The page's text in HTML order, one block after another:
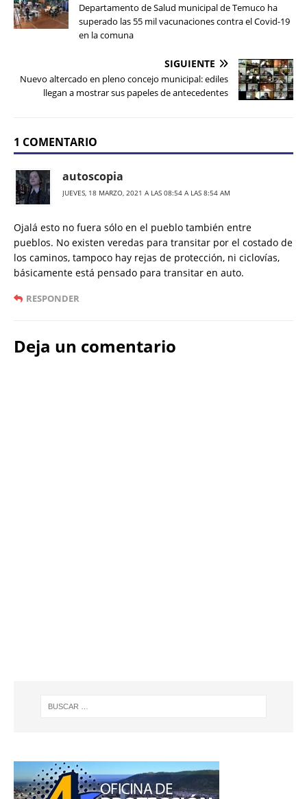
Departamento de Salud municipal de Temuco ha
superado las 55 mil vacunaciones contra el Covid-19
en la comuna
SIGUIENTE
Nuevo altercado en pleno concejo municipal: ediles
llegan a mostrar sus papeles de antecedentes
1 COMENTARIO
autoscopia
JUEVES, 18 MARZO, 2021 A LAS 08:54 A LAS 8:54 AM
Ojalá esto no fuera sólo en el pueblo también entre
pueblos. No existen veredas para transitar por el costado de
los caminos, tampoco hay rejas de protección, ni ciclovías,
básicamente está pensado para transitar en auto.
RESPONDER
Deja un comentario